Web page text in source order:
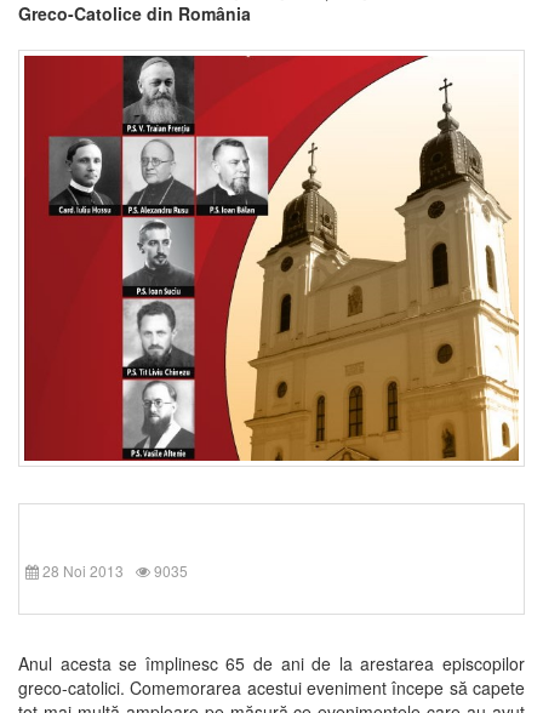
Greco-Catolice din România
28 Noi 2013 9035
Anul acesta se împlinesc 65 de ani de la arestarea episcopilor
greco-catolici. Comemorarea acestui eveniment începe să capete